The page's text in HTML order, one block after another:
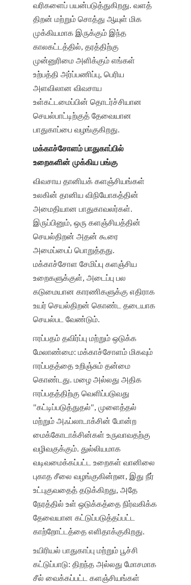
வரிகளைப் பயன்படுத்துகிறது. வளத்
திறன் மற்றும் சொத்து ஆயுள் மிக
முக்கியமாக இருக்கும் இந்த
காலகட்டத்தில், தரத்திற்கு
முன்னுரிமை அளிக்கும் எங்கள்
உற்பத்தி அர்ப்பணிப்பு, பெரிய
அளவிலான விவசாய
உள்கட்டமைப்பின் தொடர்ச்சியான
செயல்பாட்டிற்குத் தேவையான
பாதுகாப்பை வழங்குகிறது.
மக்காச்சோளம் பாதுகாப்பில்
உறைகளின் முக்கிய பங்கு
விவசாய தானியக் களஞ்சியங்கள்
உலகின் தானிய விநியோகத்தின்
அமைதியான பாதுகாவலர்கள்.
இருப்பினும், ஒரு களஞ்சியத்தின்
செயல்திறன் அதன் கூரை
அமைப்பைப் பொறுத்தது.
மக்காச்சோள சேமிப்பு களஞ்சிய
உறைகளுக்குள், அடைப்பு பல
கடுமையான காரணிகளுக்கு எதிராக
உயர் செயல்திறன் கொண்ட தடையாக
செயல்பட வேண்டும்.
ஈரப்பதம் தவிர்ப்பு மற்றும் ஒடுக்க
மேலாண்மை: மக்காச்சோளம் மிகவும்
ஈரப்பதத்தை உறிஞ்சும் தன்மை
கொண்டது. மழை அல்லது அதிக
ஈரப்பதத்திற்கு வெளிப்படுவது
"கட்டிப்படுத்துதல்", முளைத்தல்
மற்றும் அஃப்லாடாக்சின் போன்ற
மைக்கோடாக்சின்கள் உருவாவதற்கு
வழிவகுக்கும். துல்லியமாக
வடிவமைக்கப்பட்ட உறைகள் வானிலை
புகாத சீலை வழங்குகின்றன, இது நீர்
உட்புகுவதைத் தடுக்கிறது, அதே
நேரத்தில் உள் ஒடுக்கத்தை நிர்வகிக்க
தேவையான கட்டுப்படுத்தப்பட்ட
காற்றோட்டத்தை எளிதாக்குகிறது.
உயிரியல் பாதுகாப்பு மற்றும் பூச்சி
கட்டுப்பாடு: திறந்த அல்லது மோசமாக
சீல் வைக்கப்பட்ட களஞ்சியங்கள்